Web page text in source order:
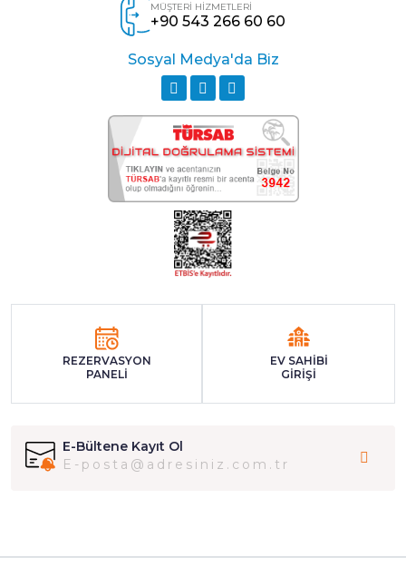
REZERVASYON
PANELİ
EV SAHİBİ
GİRİŞİ
MÜŞTERİ HİZMETLERİ
+90 543 266 60 60
Sosyal Medya'da Biz
E-Bültene Kayıt Ol